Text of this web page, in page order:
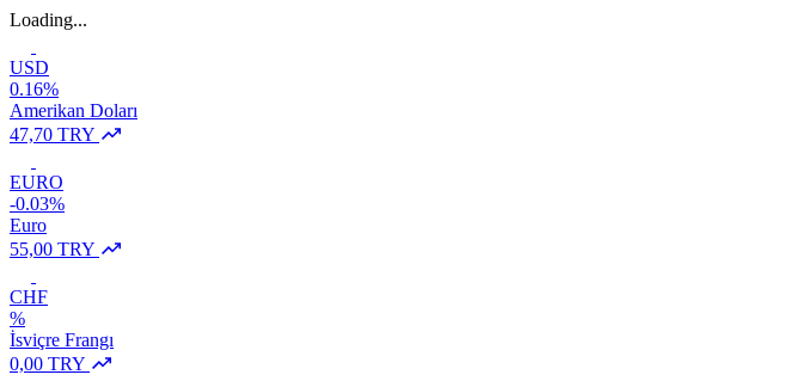
Loading...
USD
0.16%
Amerikan Doları
47,70 TRY
EURO
-0.03%
Euro
55,00 TRY
CHF
%
İsviçre Frangı
0,00 TRY